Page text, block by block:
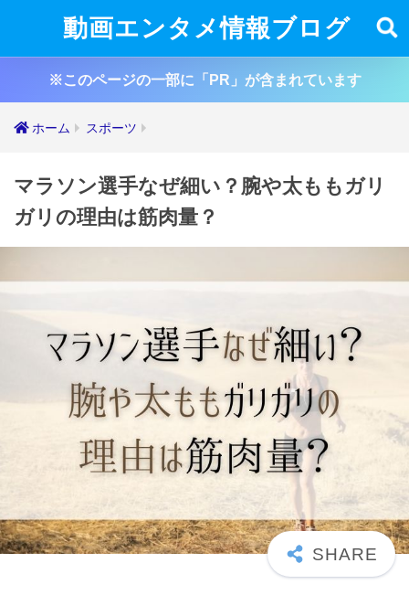
動画エンタメ情報ブログ
※このページの一部に「PR」が含まれています
ホーム スポーツ
マラソン選手なぜ細い？腕や太ももガリ
ガリの理由は筋肉量？